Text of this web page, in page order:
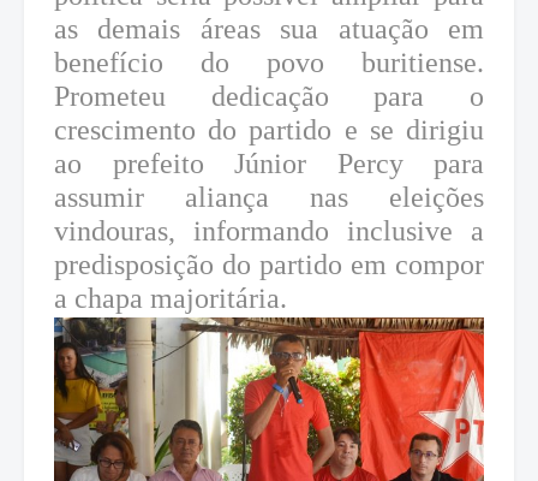
as demais áreas sua atuação em
benefício do povo buritiense.
Prometeu dedicação para o
crescimento do partido e se dirigiu
ao prefeito Júnior Percy para
assumir aliança nas eleições
vindouras, informando inclusive a
predisposição do partido em compor
a chapa majoritária.